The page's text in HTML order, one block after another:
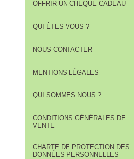
OFFRIR UN CHÈQUE CADEAU
QUI ÊTES VOUS ?
NOUS CONTACTER
MENTIONS LÉGALES
QUI SOMMES NOUS ?
CONDITIONS GÉNÉRALES DE
VENTE
CHARTE DE PROTECTION DES
DONNÉES PERSONNELLES